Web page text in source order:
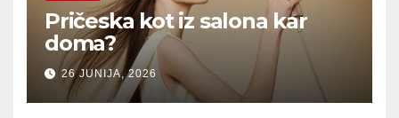
Pričeska kot iz salona kar
doma?
26 JUNIJA, 2026